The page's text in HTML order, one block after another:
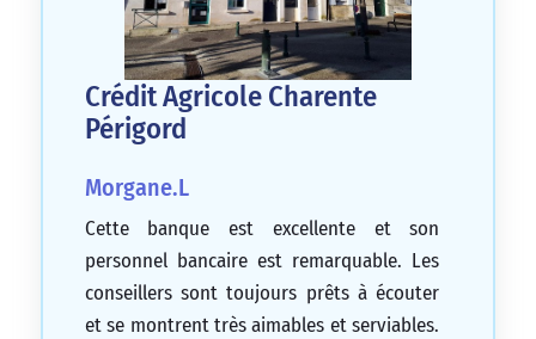
Crédit Agricole Charente
Périgord
Morgane.L
Cette banque est excellente et son
personnel bancaire est remarquable. Les
conseillers sont toujours prêts à écouter
et se montrent très aimables et serviables.